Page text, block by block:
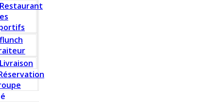
Restaurant
flunch
Livraison